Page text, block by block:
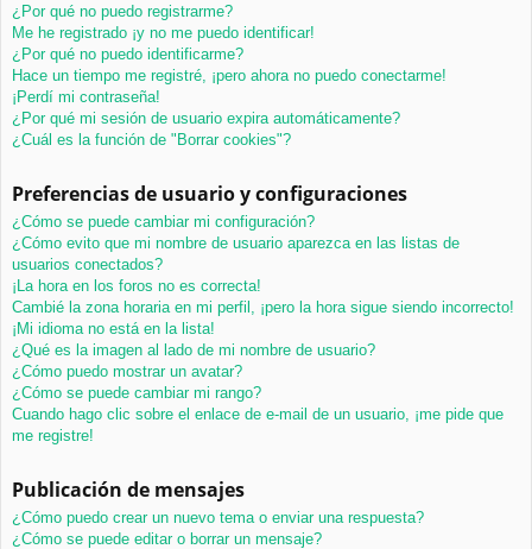
os
¿Por qué no puedo registrarme?
Me he registrado ¡y no me puedo identificar!
¿Por qué no puedo identificarme?
Hace un tiempo me registré, ¡pero ahora no puedo conectarme!
¡Perdí mi contraseña!
¿Por qué mi sesión de usuario expira automáticamente?
¿Cuál es la función de "Borrar cookies"?
Preferencias de usuario y configuraciones
¿Cómo se puede cambiar mi configuración?
¿Cómo evito que mi nombre de usuario aparezca en las listas de
usuarios conectados?
¡La hora en los foros no es correcta!
Cambié la zona horaria en mi perfil, ¡pero la hora sigue siendo incorrecto!
¡Mi idioma no está en la lista!
¿Qué es la imagen al lado de mi nombre de usuario?
¿Cómo puedo mostrar un avatar?
¿Cómo se puede cambiar mi rango?
Cuando hago clic sobre el enlace de e-mail de un usuario, ¡me pide que
me registre!
Publicación de mensajes
¿Cómo puedo crear un nuevo tema o enviar una respuesta?
¿Cómo se puede editar o borrar un mensaje?